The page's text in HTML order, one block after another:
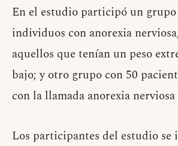
En el estudio participó un grupo
individuos con anorexia
aquellos que tenían un peso
bajo; y otro grupo con 50
con la llamada anorexia
Los participantes del estudio